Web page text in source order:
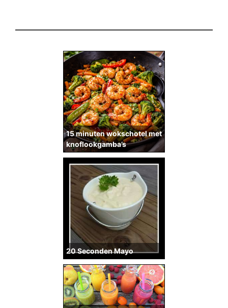
15 minuten wokschotel met
knoflookgamba’s
20 Seconden Mayo